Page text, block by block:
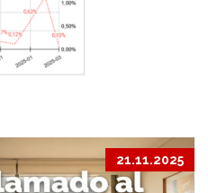
21.11.2025